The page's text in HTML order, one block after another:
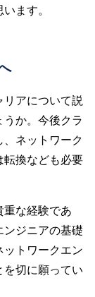
ます。
リアについて説
か。今後クラ
ネットワーク
換なども必要
な経験であ
ジニアの基礎
トワークエン
切に願ってい